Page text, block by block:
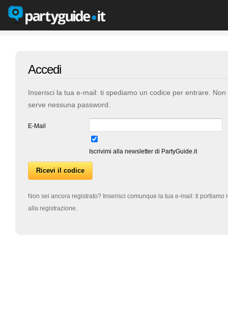
Accedi
Inserisci la tua e-mail: ti spediamo un codice per entrare. Non
serve nessuna password.
E-Mail
Iscrivimi alla newsletter di PartyGuide.it
Non sei ancora registrato? Inserisci comunque la tua e-mail: ti portiamo
alla registrazione.